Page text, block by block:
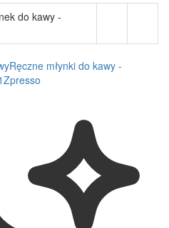
do kawy -
Ręczne młynki do kawy -